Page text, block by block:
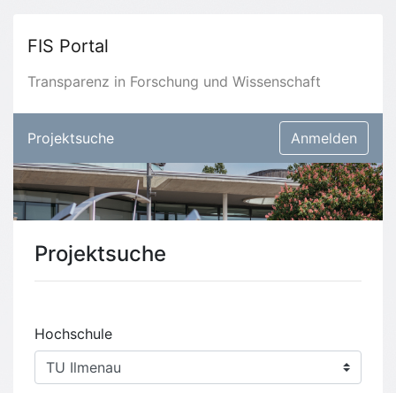
FIS Portal
Transparenz in Forschung und Wissenschaft
Projektsuche Anmelden
Projektsuche
Hochschule